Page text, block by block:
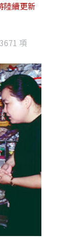
項
latest
續更新